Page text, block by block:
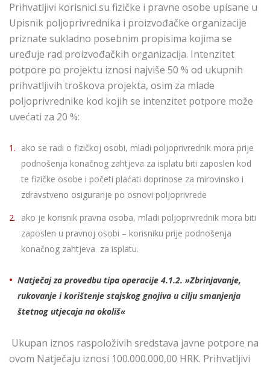
Prihvatljivi korisnici su fizičke i pravne osobe upisane u
Upisnik poljoprivrednika i proizvođačke organizacije
priznate sukladno posebnim propisima kojima se
uređuje rad proizvođačkih organizacija. Intenzitet
potpore po projektu iznosi najviše 50 % od ukupnih
prihvatljivih troškova projekta, osim za mlade
poljoprivrednike kod kojih se intenzitet potpore može
uvećati za 20 %:
ako se radi o fizičkoj osobi, mladi poljoprivrednik mora prije
podnošenja konačnog zahtjeva za isplatu biti zaposlen kod
te fizičke osobe i početi plaćati doprinose za mirovinsko i
zdravstveno osiguranje po osnovi poljoprivrede
ako je korisnik pravna osoba, mladi poljoprivrednik mora biti
zaposlen u pravnoj osobi – korisniku prije podnošenja
konačnog zahtjeva za isplatu.
Natječaj za provedbu tipa operacije 4.1.2. »Zbrinjavanje,
rukovanje i korištenje stajskog gnojiva u cilju smanjenja
štetnog utjecaja na okoliš«
Ukupan iznos raspoloživih sredstava javne potpore na
ovom Natječaju iznosi 100.000.000,00 HRK. Prihvatljivi